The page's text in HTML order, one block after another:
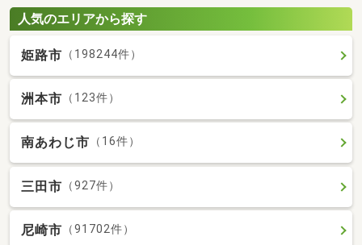
人気のエリアから探す
姫路市 （198244件）
洲本市 （123件）
南あわじ市 （16件）
三田市 （927件）
尼崎市 （91702件）